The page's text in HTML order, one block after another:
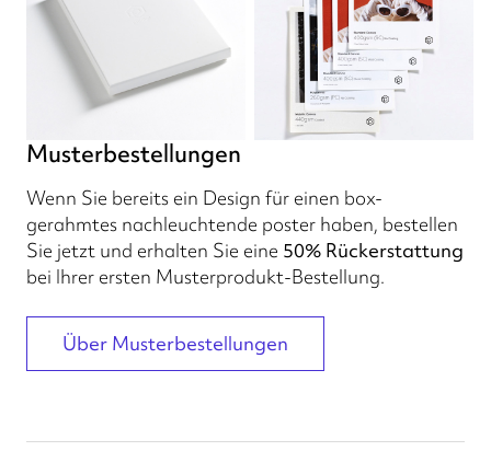
Musterbestellungen
Wenn Sie bereits ein Design für einen box-
gerahmtes nachleuchtende poster haben, bestellen
Sie jetzt und erhalten Sie eine 50% Rückerstattung
bei Ihrer ersten Musterprodukt-Bestellung.
Über Musterbestellungen